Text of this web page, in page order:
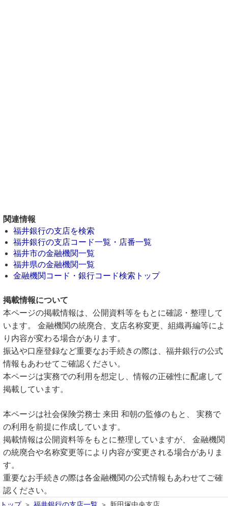
関連情報
福井銀行の支店を検索
福井銀行の支店コード一覧・店番一覧
福井市の金融機関一覧
福井県の金融機関一覧
金融機関コード・銀行コード検索トップ
掲載情報について
本ページの掲載情報は、公開資料等をもとに確認・整理して
います。 金融機関の統廃合、支店名称変更、組織再編等によ
り内容が変わる場合があります。
振込や口座登録など重要なお手続きの際は、福井銀行の公式
情報もあわせてご確認ください。
本ページは実務での利用を想定し、情報の正確性に配慮して
掲載しています。
本ページは社会保険労務士 来田 和朝の監修のもと、 実務で
の利用を前提に作成しています。
掲載情報は公開資料等をもとに整理していますが、 金融機関
の統廃合や名称変更等により内容が変更される場合がありま
す。
重要なお手続きの際は各金融機関の公式情報もあわせてご確
認ください。